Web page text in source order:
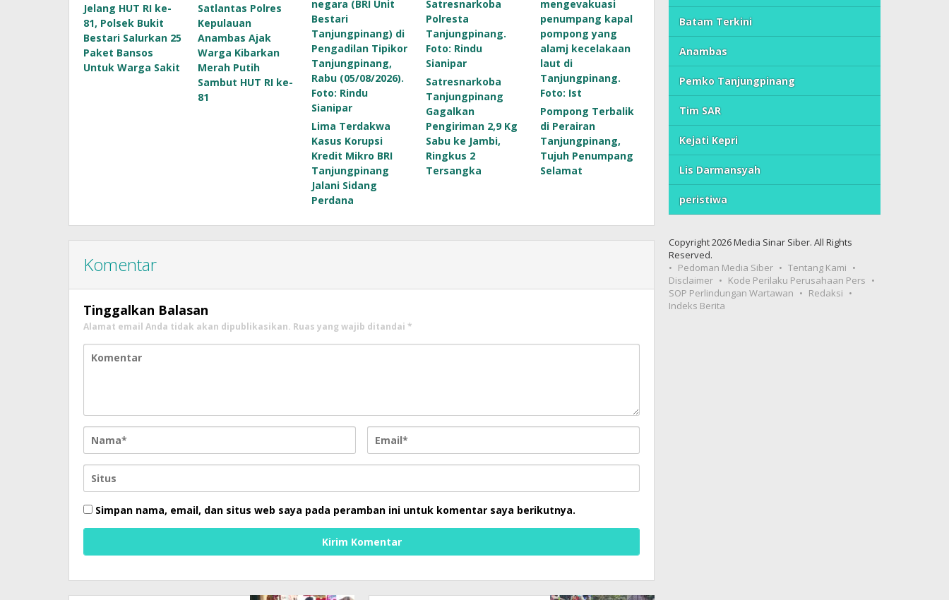
Jelang HUT RI ke-
81, Polsek Bukit
Bestari Salurkan 25
Paket Bansos
Untuk Warga Sakit
Satlantas Polres
Kepulauan
Anambas Ajak
Warga Kibarkan
Merah Putih
Sambut HUT RI ke-
81
Lima Terdakwa
Kasus Korupsi
Kredit Mikro BRI
Tanjungpinang
Jalani Sidang
Perdana
Satresnarkoba
Tanjungpinang
Gagalkan
Pengiriman 2,9 Kg
Sabu ke Jambi,
Ringkus 2
Tersangka
Pompong Terbalik
di Perairan
Tanjungpinang,
Tujuh Penumpang
Selamat
Komentar
Tinggalkan Balasan
Alamat email Anda tidak akan dipublikasikan. Ruas yang wajib ditandai *
Simpan nama, email, dan situs web saya pada peramban ini untuk komentar saya berikutnya.
Batam Terkini
Anambas
Pemko Tanjungpinang
Tim SAR
Kejati Kepri
Lis Darmansyah
peristiwa
Copyright 2026 Media Sinar Siber. All Rights
Reserved.
Pedoman Media Siber
Tentang Kami
Disclaimer
Kode Perilaku Perusahaan Pers
SOP Perlindungan Wartawan
Redaksi
Indeks Berita